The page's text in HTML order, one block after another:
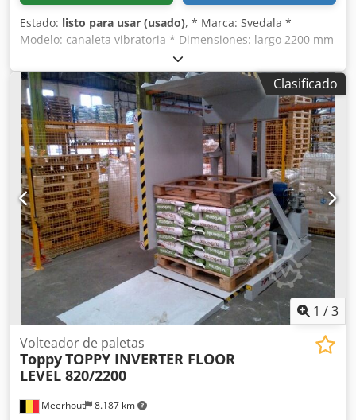
Estado: listo para usar (usado), * Marca: Svedala *
Modelo: canaleta vibratoria * Dimensiones: largo 2200 mm
- ancho 1200 mm * Equipado con: dos motores vibratorios
de 1,3 kW cada uno Crjdpfxjywmvto Ah Dsf
Clasificado
1 /3
Meerhout 8.187 km
Volteador de paletas
ToppyTOPPY INVERTER FLOOR
LEVEL 820/2200